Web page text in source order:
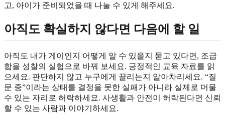
고, 아이가 준비되었을 때 나눌 수 있게 해주세요.
아직도 확실하지 않다면 다음에 할 일
아직도 내가 게이인지 어떻게 알 수 있을지 묻고 있다면, 조급
함을 성찰의 실험으로 바꿔 보세요. 긍정적인 교육 자료를 읽
으세요. 판단하지 않고 누구에게 끌리는지 알아차리세요. “질
문 중”이라는 상태를 결정을 못한 실패가 아니라 실제로 머물
수 있는 자리로 허락하세요. 사생활과 안전이 허락된다면 신뢰
할 수 있는 사람과 이야기하세요.